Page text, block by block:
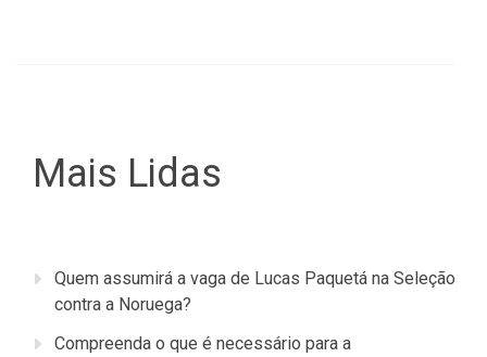
Mais Lidas
Quem assumirá a vaga de Lucas Paquetá na Seleção
contra a Noruega?
Compreenda o que é necessário para a